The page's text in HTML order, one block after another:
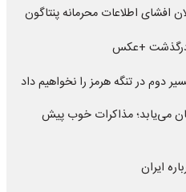
افشای اطلاعات محرمانه پنتاگون
درگذشت +عکس
دوم در تنگه هرمز را نخواهیم داد
می‌یابد؛ مذاکرات خوب پیش
ایران